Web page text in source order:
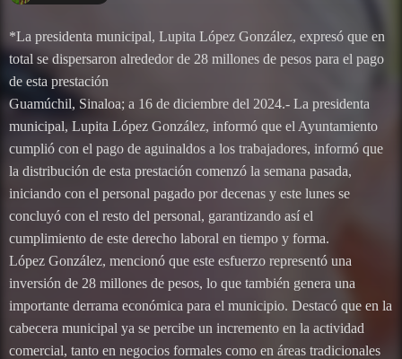
*La presidenta municipal, Lupita López González, expresó que en
total se dispersaron alrededor de 28 millones de pesos para el pago
de esta prestación
Guamúchil, Sinaloa; a 16 de diciembre del 2024.- La presidenta
municipal, Lupita López González, informó que el Ayuntamiento
cumplió con el pago de aguinaldos a los trabajadores, informó que
la distribución de esta prestación comenzó la semana pasada,
iniciando con el personal pagado por decenas y este lunes se
concluyó con el resto del personal, garantizando así el
cumplimiento de este derecho laboral en tiempo y forma.
López González, mencionó que este esfuerzo representó una
inversión de 28 millones de pesos, lo que también genera una
importante derrama económica para el municipio. Destacó que en la
cabecera municipal ya se percibe un incremento en la actividad
comercial, tanto en negocios formales como en áreas tradicionales